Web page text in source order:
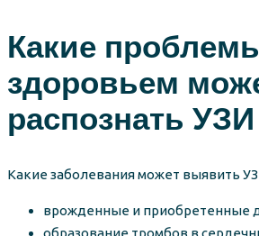
Какие
здоровьем
распознать
Какие заболевания может выявить
врожденные и приобретенные
образование тромбов в